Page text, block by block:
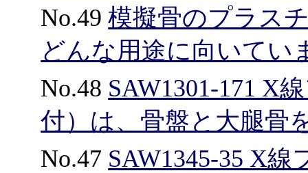
No.49模擬骨のプラス
どんな用途に向いてい
No.48 SAW1301-171 X
付）は、骨盤と大腿骨
No.47 SAW1345-35 X